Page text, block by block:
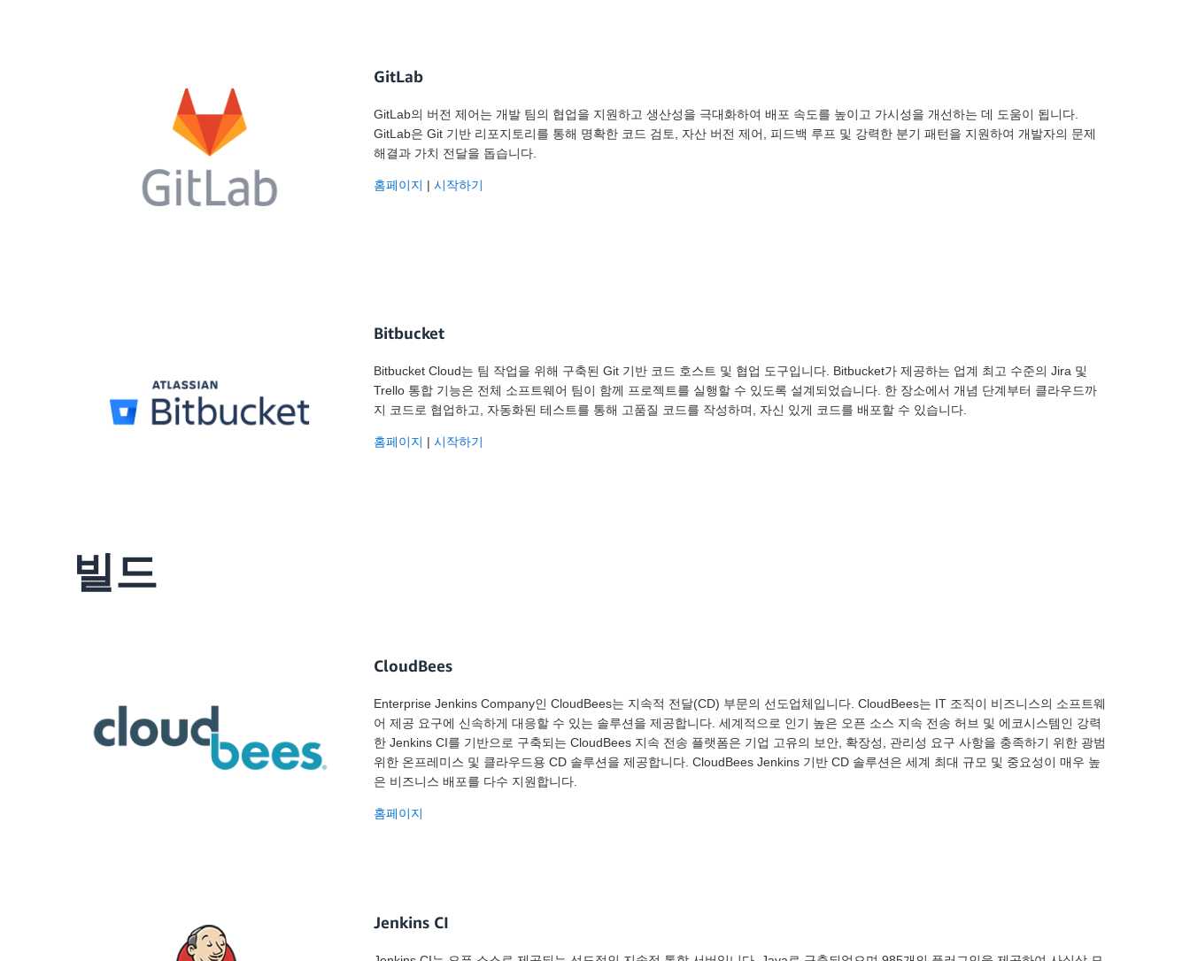
GitLab
GitLab의 버전 제어는 개발 팀의 협업을 지원하고 생산성을 극대화하여 배포 속도를 높이고 가시성을 개선하는 데 도움이 됩니다.
GitLab은 Git 기반 리포지토리를 통해 명확한 코드 검토, 자산 버전 제어, 피드백 루프 및 강력한 분기 패턴을 지원하여 개발자의 문제
해결과 가치 전달을 돕습니다.
홈페이지 | 시작하기
Bitbucket
Bitbucket Cloud는 팀 작업을 위해 구축된 Git 기반 코드 호스트 및 협업 도구입니다. Bitbucket가 제공하는 업계 최고 수준의 Jira 및
Trello 통합 기능은 전체 소프트웨어 팀이 함께 프로젝트를 실행할 수 있도록 설계되었습니다. 한 장소에서 개념 단계부터 클라우드까
지 코드로 협업하고, 자동화된 테스트를 통해 고품질 코드를 작성하며, 자신 있게 코드를 배포할 수 있습니다.
홈페이지 | 시작하기
빌드
CloudBees
Enterprise Jenkins Company인 CloudBees는 지속적 전달(CD) 부문의 선도업체입니다. CloudBees는 IT 조직이 비즈니스의 소프트웨
어 제공 요구에 신속하게 대응할 수 있는 솔루션을 제공합니다. 세계적으로 인기 높은 오픈 소스 지속 전송 허브 및 에코시스템인 강력
한 Jenkins CI를 기반으로 구축되는 CloudBees 지속 전송 플랫폼은 기업 고유의 보안, 확장성, 관리성 요구 사항을 충족하기 위한 광범
위한 온프레미스 및 클라우드용 CD 솔루션을 제공합니다. CloudBees Jenkins 기반 CD 솔루션은 세계 최대 규모 및 중요성이 매우 높
은 비즈니스 배포를 다수 지원합니다.
홈페이지
Jenkins CI